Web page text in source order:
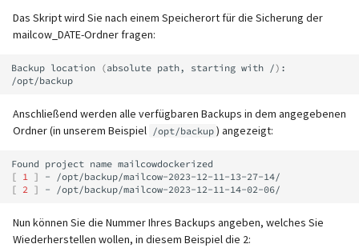
Das Skript wird Sie nach einem Speicherort für die Sicherung der
mailcow_DATE-Ordner fragen:
Backup location (absolute path, starting with /) :
Anschließend werden alle verfügbaren Backups in dem angegebenen
Ordner (in unserem Beispiel /opt/backup ) angezeigt:
Found project name
[ 1 ] -
[ 2 ] -
Nun können Sie die Nummer Ihres Backups angeben, welches Sie
Wiederherstellen wollen, in diesem Beispiel die 2: